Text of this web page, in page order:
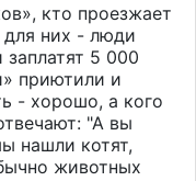
кто проезжает
них - люди
заплатят 5 000
приютили и
- хорошо, а кого
"А вы
нашли котят,
животных